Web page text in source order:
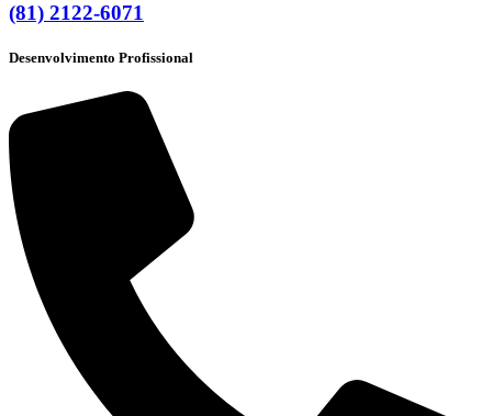
(81) 2122-6071
Desenvolvimento Profissional